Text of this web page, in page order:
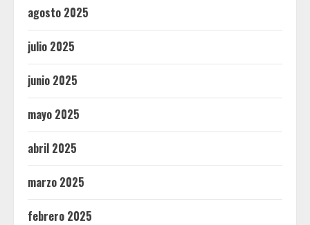
agosto 2025
julio 2025
junio 2025
mayo 2025
abril 2025
marzo 2025
febrero 2025